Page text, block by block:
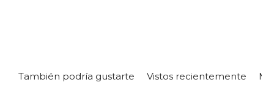
También podría gustarte Vistos recientemente